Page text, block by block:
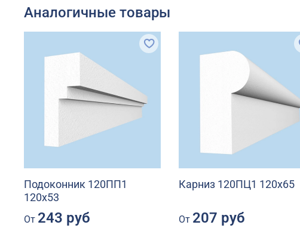
Аналогичные товары
Подоконник 120ПП1
120х53
От 243 руб
Карниз 120ПЦ1 120х65
От 207 руб